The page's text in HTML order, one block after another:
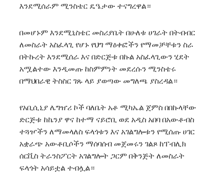
እንደሚሰራም ሚንስቴር ዴዔታው ተናግረዋል።
በመሆኑም እንደሚኒስቴር መስሪያቤት በሁለቱ ሀገራት በትብብር
ለመስራት አስፈላጊ የሆኑ የህግ ማዕቀፎችን የማመቻቸቱን ስራ
በትኩረት እንደሚሰራ እና በድርጅቱ በኩል አስፈላጊውን ሂደት
አሟልተው እንዲመጡ ከስምምነት መደረሱን ሚንስቴሩ
በማህበራዊ ትስስር ገጹ ላይ ያወጣው መግለጫ ያስረዳል።
የአቢሲኒያ ሌግዠሪ ኮች ባለቤት አቶ ሚካኤል ጀምስ በበኩላቸው
ድርጅቱ ከኬንያ ዋና ከተማ ናይሮቢ ወደ አዲስ አበባ በአውቶብስ
ተጓዦችን ለማመላለስ ፍላጎቱን እና አገልግሎቱን የሚሰጡ ሀገር
አቋራጭ አውቶቢሶችን ማሰባሰብ መጀመሩን ገልጾ ከፐብሊክ
ሰርቪስ ትራንስፖርት አገልግሎት ጋርም በቅንጅት ለመስራት
ፍላጎት አሳይቷል ተብሏል።